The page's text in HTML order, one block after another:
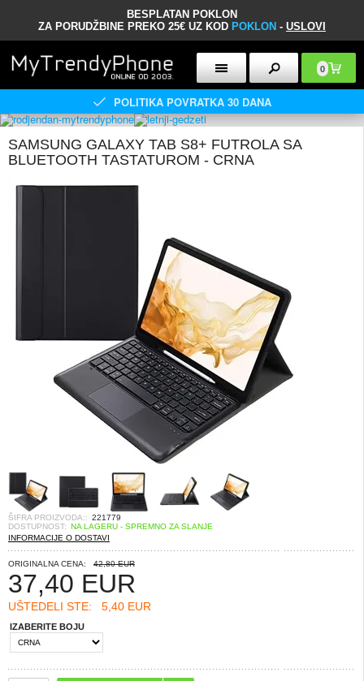
BESPLATAN POKLON
ZA PORUDŽBINE PREKO 25€ UZ KOD POKLON - USLOVI
0
POLITIKA POVRATKA 30 DANA
SAMSUNG GALAXY TAB S8+ FUTROLA SA
BLUETOOTH TASTATUROM - CRNA
ŠIFRA PROIZVODA:: 221779
DOSTUPNOST: NA LAGERU - SPREMNO ZA SLANJE
INFORMACIJE O DOSTAVI
ORIGINALNA CENA: 42,80 EUR
37,40 EUR
UŠTEDELI STE: 5,40 EUR
IZABERITE BOJU